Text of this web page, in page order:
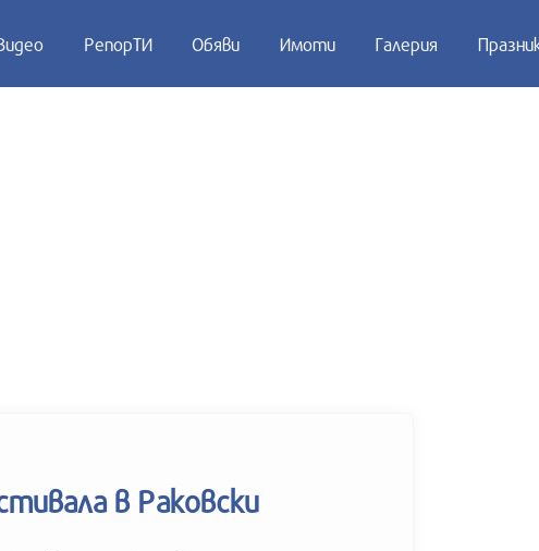
РепорТИ Обяви Имоти Галерия
в Раковски